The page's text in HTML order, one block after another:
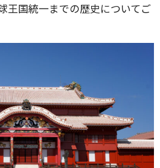
王国統一までの歴史についてご